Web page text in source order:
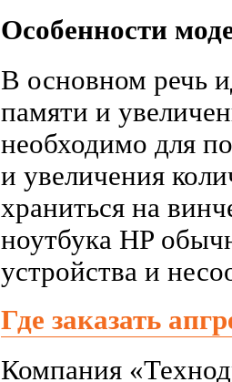
Особенности
В основном речь
памяти и
необходимо для
и увеличения
храниться на
ноутбука HP
устройства и
Где заказать
Компания